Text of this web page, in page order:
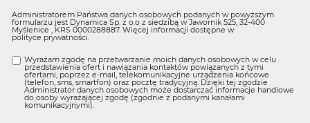
Administratorem Państwa danych osobowych podanych w powyższym
formularzu jest Dynamica Sp. z o.o z siedzibą w Jawornik 525, 32-400
Myślenice , KRS 0000288887. Więcej informacji dostępne w
polityce prywatności
Wyrażam zgodę na przetwarzanie moich danych osobowych w celu
przedstawienia ofert i nawiązania kontaktów powiązanych z tymi
ofertami, poprzez e-mail, telekomunikacyjne urządzenia końcowe
(telefon, sms, smartfon) oraz pocztę tradycyjną. Dzięki tej zgodzie
Administrator danych osobowych może dostarczać informacje handlowe
do osoby wyrażającej zgodę (zgodnie z podanymi kanałami
komunikacyjnymi).